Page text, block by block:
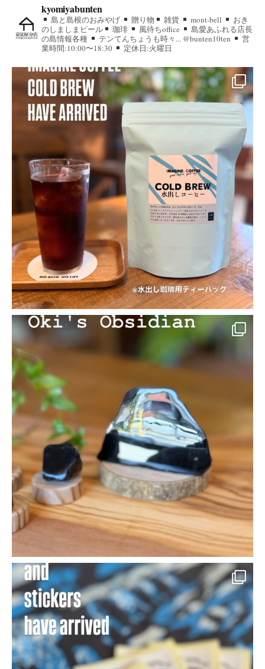
kyomiyabunten
島と島根のおみやげ 贈り物 雑貨 mont-bell
おき
のしましまビール
珈琲 風待ちoffice
島愛あふれる店長
の島情報各種
テンてんちょうも時々... @bunten10ten
営
業時間:10:00〜18:30
定休日:火曜日